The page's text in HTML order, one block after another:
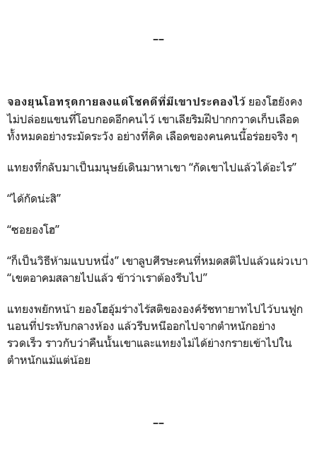
––
จองยุนโอทรุดกายลงแต่โชคดีที่มีเขาประคองไว้ ยองโฮยังคง
ไม่ปล่อยแขนที่โอบกอดอีกคนไว้ เขาเลียริมฝีปากกวาดเก็บเลือด
ทั้งหมดอย่างระมัดระวัง อย่างที่คิด เลือดของคนคนนี้อร่อยจริง ๆ
แทยงที่กลับมาเป็นมนุษย์เดินมาหาเขา “กัดเขาไปแล้วได้อะไร”
“ได้กัดน่ะสิ”
“ซอยองโฮ”
“ก็เป็นวิธีห้ามแบบหนึ่ง” เขาลูบศีรษะคนที่หมดสติไปแล้วแผ่วเบา
“เขตอาคมสลายไปแล้ว ข้าว่าเราต้องรีบไป”
แทยงพยักหน้า ยองโฮอุ้มร่างไร้สติขององค์รัชทายาทไปไว้บนฟูก
นอนที่ประทับกลางห้อง แล้วรีบหนีออกไปจากตำหนักอย่าง
รวดเร็ว ราวกับว่าคืนนั้นเขาและแทยงไม่ได้ย่างกรายเข้าไปใน
ตำหนักแม้แต่น้อย
––